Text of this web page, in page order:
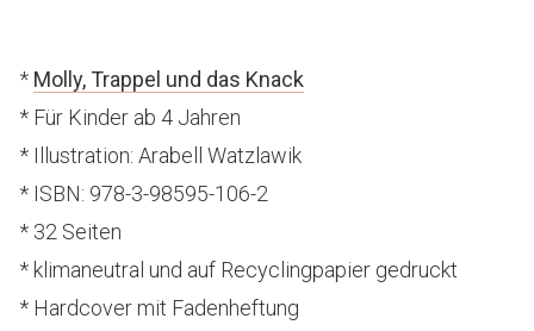
* Molly, Trappel und das Knack
* Für Kinder ab 4 Jahren
* Illustration: Arabell Watzlawik
* ISBN: 978-3-98595-106-2
* 32 Seiten
* klimaneutral und auf Recyclingpapier gedruckt
* Hardcover mit Fadenheftung